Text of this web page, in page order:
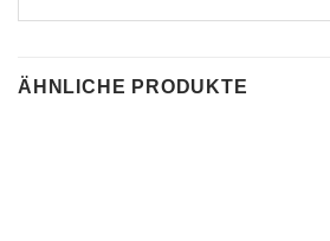
ÄHNLICHE PRODUKTE